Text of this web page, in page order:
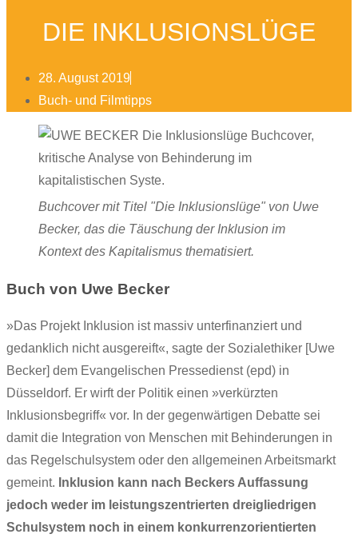
DIE INKLUSIONSLÜGE
28. August 2019
Buch- und Filmtipps
Buchcover mit Titel "Die Inklusionslüge" von Uwe
Becker, das die Täuschung der Inklusion im
Kontext des Kapitalismus thematisiert.
Buch von Uwe Becker
»Das Projekt Inklusion ist massiv unterfinanziert und
gedanklich nicht ausgereift«, sagte der Sozialethiker [Uwe
Becker] dem Evangelischen Pressedienst (epd) in
Düsseldorf. Er wirft der Politik einen »verkürzten
Inklusionsbegriff« vor. In der gegenwärtigen Debatte sei
damit die Integration von Menschen mit Behinderungen in
das Regelschulsystem oder den allgemeinen Arbeitsmarkt
gemeint. Inklusion kann nach Beckers Auffassung
jedoch weder im leistungszentrierten dreigliedrigen
Schulsystem noch in einem konkurrenzorientierten